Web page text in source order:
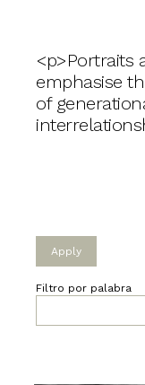
<p>Portraits
emphasise
of
Filtro por palabra